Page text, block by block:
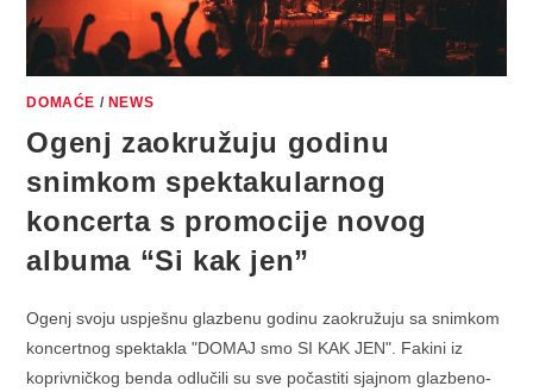
DOMAĆE / NEWS
Ogenj zaokružuju godinu
snimkom spektakularnog
koncerta s promocije novog
albuma “Si kak jen”
Ogenj svoju uspješnu glazbenu godinu zaokružuju sa snimkom
koncertnog spektakla "DOMAJ smo SI KAK JEN". Fakini iz
koprivničkog benda odlučili su sve počastiti sjajnom glazbeno-